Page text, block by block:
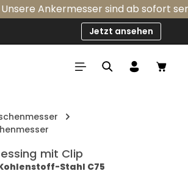
Ankermesser sind ab sofort
Jetzt ansehen
mit Clip
Stahl C75